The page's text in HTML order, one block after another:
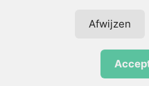
© Copyright 2026 – LPFS –
Realisatie
Afwijzen